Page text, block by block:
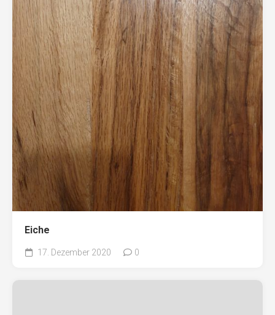
Eiche
17. Dezember 2020 0